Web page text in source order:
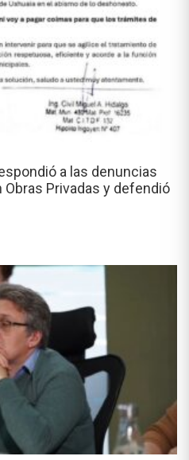
a las denuncias
Privadas y defendió